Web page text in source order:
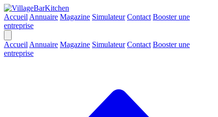
Accueil Annuaire Magazine Simulateur Contact Booster une
entreprise
Accueil Annuaire Magazine Simulateur Contact Booster une
entreprise